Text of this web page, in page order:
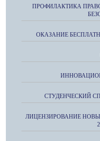
ПРОФИЛАКТИКА
ОКАЗАНИЕ
СТУДЕНЧЕСКИЙ
ЛИЦЕНЗИРОВАНИЕ